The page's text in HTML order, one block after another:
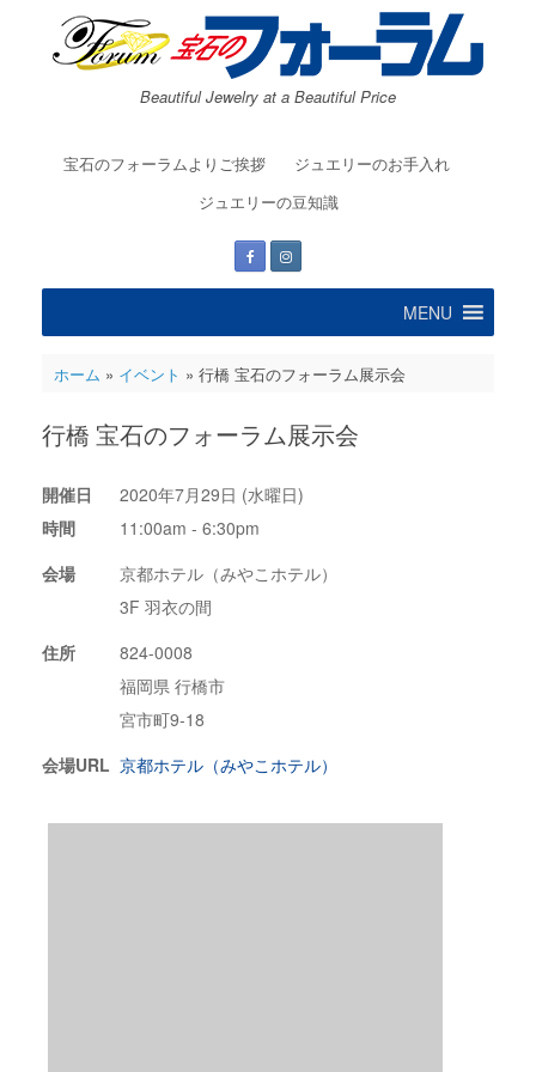
Beautiful Jewelry at a Beautiful Price
宝石のフォーラムよりご挨拶
ジュエリーのお手入れ
ジュエリーの豆知識
MENU
ホーム » イベント » 行橋 宝石のフォーラム展示会
行橋 宝石のフォーラム展示会
開催日
2020年7月29日 (水曜日)
時間
11:00am - 6:30pm
会場
京都ホテル（みやこホテル）
3F 羽衣の間
住所
824-0008
福岡県 行橋市
宮市町9-18
会場URL 京都ホテル（みやこホテル）